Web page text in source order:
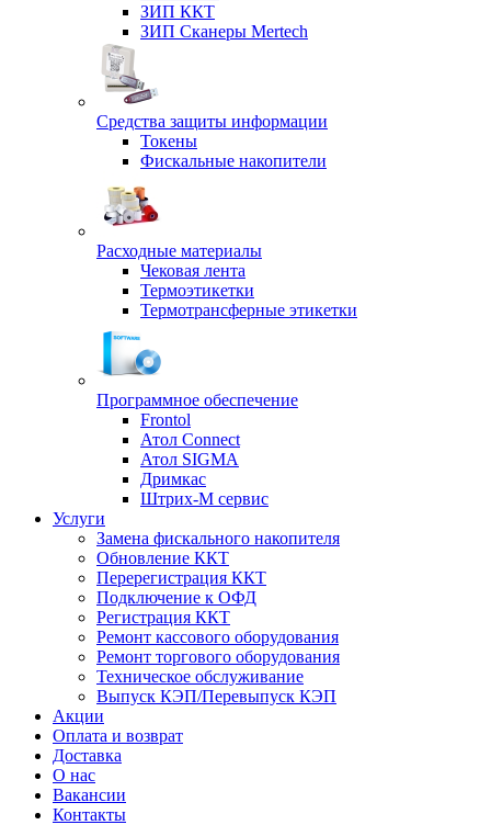
ЗИП ККТ
ЗИП Сканеры Mertech
Средства защиты информации
Токены
Фискальные накопители
Расходные материалы
Чековая лента
Термоэтикетки
Термотрансферные этикетки
Программное обеспечение
Frontol
Атол Connect
Атол SIGMA
Дримкас
Штрих-М сервис
Услуги
Замена фискального накопителя
Обновление ККТ
Перерегистрация ККТ
Подключение к ОФД
Регистрация ККТ
Ремонт кассового оборудования
Ремонт торгового оборудования
Техническое обслуживание
Выпуск КЭП/Перевыпуск КЭП
Акции
Оплата и возврат
Доставка
О нас
Вакансии
Контакты